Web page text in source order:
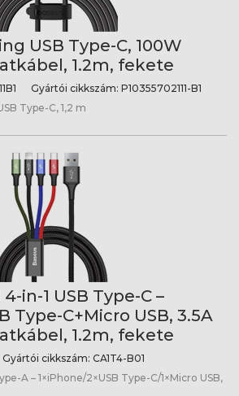
USB Type-C, 100W
1.2m, fekete
Gyártói cikkszám: P10355702111-B1
Type-C, 1,2 m
in-1 USB Type-C –
Type-C+Micro USB, 3.5A
1.2m, fekete
Gyártói cikkszám: CA1T4-B01
A – 1×iPhone/2×USB Type-C/1×Micro USB,